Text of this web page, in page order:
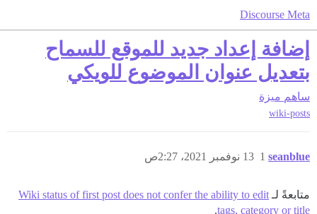
Discourse Meta
إضافة إعداد جديد للموقع للسماح
بتعديل عنوان الموضوع للويكي
ساهم ميزة
wiki-posts
seanblue 13 نوفمبر 2021، 2:27ص 1
متابعةً لـ Wiki status of first post does not confer the ability to edit
tags, category or title
.